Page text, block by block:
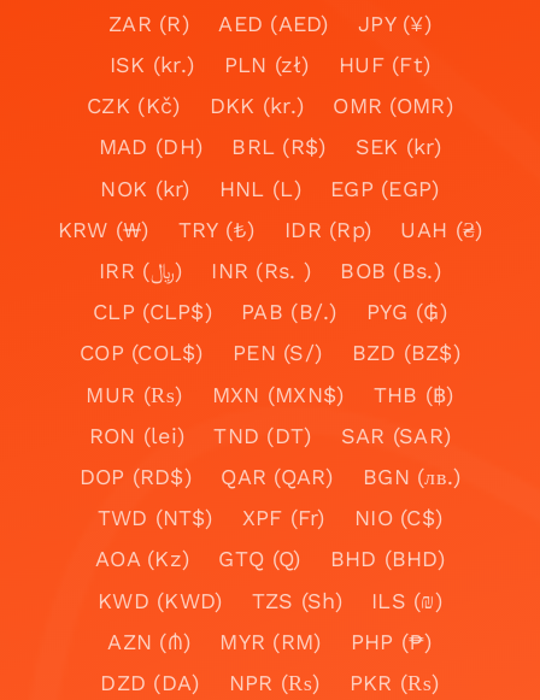
ZAR (R)
AED (AED)
JPY (¥)
ISK (kr.)
PLN (zł)
HUF (Ft)
CZK (Kč)
DKK (kr.)
OMR (OMR)
MAD (DH)
BRL (R$)
SEK (kr)
NOK (kr)
HNL (L)
EGP (EGP)
KRW (₩)
TRY (₺) IDR (Rp)
UAH (₴)
IRR (﷼)
INR (Rs. )
BOB (Bs.)
CLP (CLP$)
PAB (B/.)
PYG (₲)
COP (COL$)
PEN (S/)
BZD (BZ$)
MUR (₨)
MXN (MXN$)
THB (฿)
RON (lei)
TND (DT)
SAR (SAR)
DOP (RD$)
QAR (QAR)
BGN (лв.)
TWD (NT$)
XPF (Fr)
NIO (C$)
AOA (Kz)
GTQ (Q)
BHD (BHD)
KWD (KWD)
TZS (Sh)
ILS (₪)
AZN (₼)
MYR (RM)
PHP (₱)
DZD (DA)
NPR (₨)
PKR (₨)